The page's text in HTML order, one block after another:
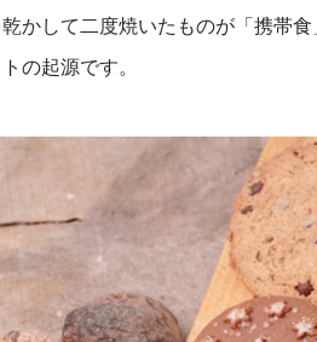
かして二度焼いたものが「携帯食
の起源です。